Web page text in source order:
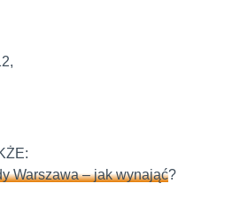
Warszawa – jak wynająć?